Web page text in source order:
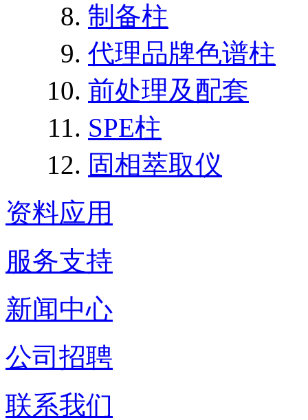
制备柱
代理品牌色谱柱
前处理及配套
SPE柱
固相萃取仪
资料应用
服务支持
新闻中心
公司招聘
联系我们